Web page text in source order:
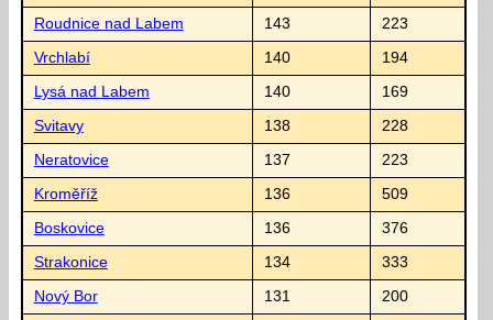
Roudnice nad Labem 143 223
Vrchlabí 140 194
Lysá nad Labem 140 169
Svitavy 138 228
Neratovice 137 223
Kroměříž 136 509
Boskovice 136 376
Strakonice 134 333
Nový Bor 131 200